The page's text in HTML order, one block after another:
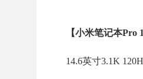
【小米笔记本Pro
14.6英寸3.1K